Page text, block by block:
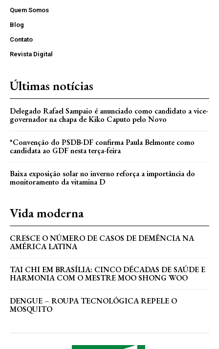
Quem Somos
Blog
Contato
Revista Digital
Últimas notícias
Delegado Rafael Sampaio é anunciado como candidato a vice-
governador na chapa de Kiko Caputo pelo Novo
*Convenção do PSDB-DF confirma Paula Belmonte como
candidata ao GDF nesta terça-feira
Baixa exposição solar no inverno reforça a importância do
monitoramento da vitamina D
Vida moderna
CRESCE O NÚMERO DE CASOS DE DEMÊNCIA NA
AMÉRICA LATINA
TAI CHI EM BRASÍLIA: CINCO DÉCADAS DE SAÚDE E
HARMONIA COM O MESTRE MOO SHONG WOO
DENGUE – ROUPA TECNOLÓGICA REPELE O
MOSQUITO